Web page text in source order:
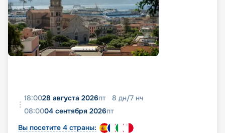
18:0028 августа 2026пт 8 дн/7 нч
08:0004 сентября 2026пт
Вы посетите 4 страны: